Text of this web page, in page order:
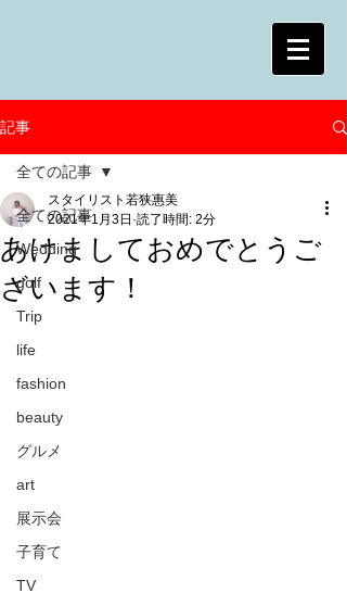
記事
全ての記事
Wedding
golf
Trip
life
fashion
beauty
グルメ
art
展示会
子育て
TV
全ての記事
あけましておめでとうご
ざいます！
スタイリスト若狭惠美
2021年1月3日 読了時間: 2分